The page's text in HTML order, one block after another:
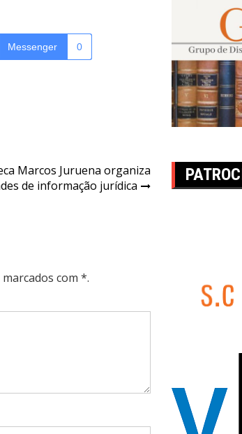
Messenger 0
Marcos Juruena organiza
de informação jurídica
com *.